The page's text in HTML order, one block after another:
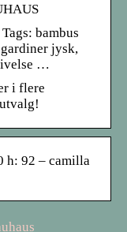
bambus
jysk,
…
i flere
h: 92 – camilla